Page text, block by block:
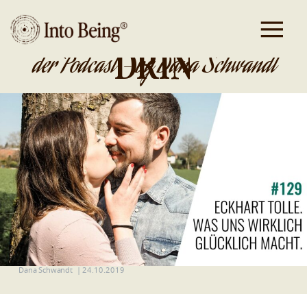
DA IST GOLD
DRIN
der Podcast - by Dana Schwandt
Dana Schwandt 24.10.2019